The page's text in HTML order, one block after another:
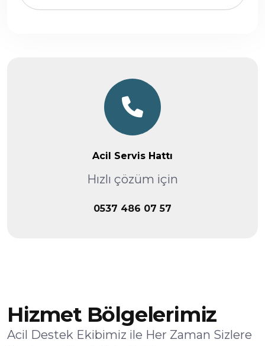
Acil Servis Hattı
Hızlı çözüm için
0537 486 07 57
Hizmet Bölgelerimiz
Acil Destek Ekibimiz ile Her Zaman Sizlere